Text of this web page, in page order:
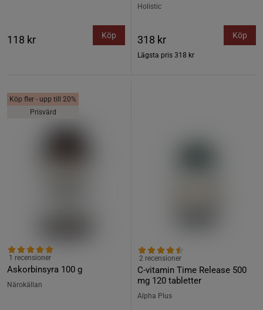
118 kr Köp
Holistic
318 kr
Lägsta pris 318 kr
Köp
Köp fler - upp till 20%
Prisvärd
Askorbinsyra 100 g
1 recensioner
Närokällan
C-vitamin Time Release 500
mg 120 tabletter
2 recensioner
Alpha Plus